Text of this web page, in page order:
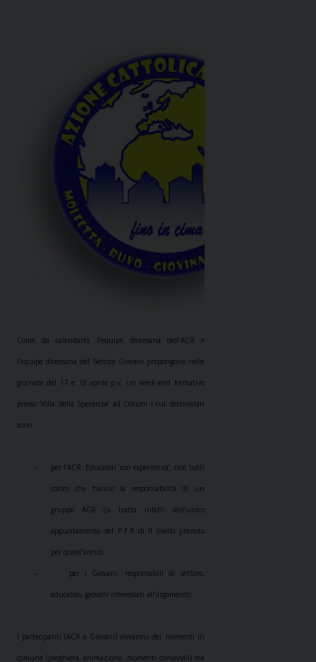
Come da calendario, l’equipe diocesana dell’ACR e
l’equipe diocesana del Settore Giovani propongono nelle
giornate del 17 e 18 aprile p.v. un week-end formativo
presso ‘Villa della Speranza’ ad Ostuni i cui destinatari
sono:
– per l’ACR: Educatori ‘con esperienza’, cioè tutti
coloro che hanno la responsabilità di un
gruppo ACR (si tratta infatti dell’unico
appuntamento del P.F.R di II livello previsto
per quest’anno).
– per i Giovani: responsabili di settore,
educatori, giovani interessati all’argomento.
I partecipanti (ACR e Giovani) vivranno dei momenti in
comune (preghiera, animazione, momenti conviviali) ma